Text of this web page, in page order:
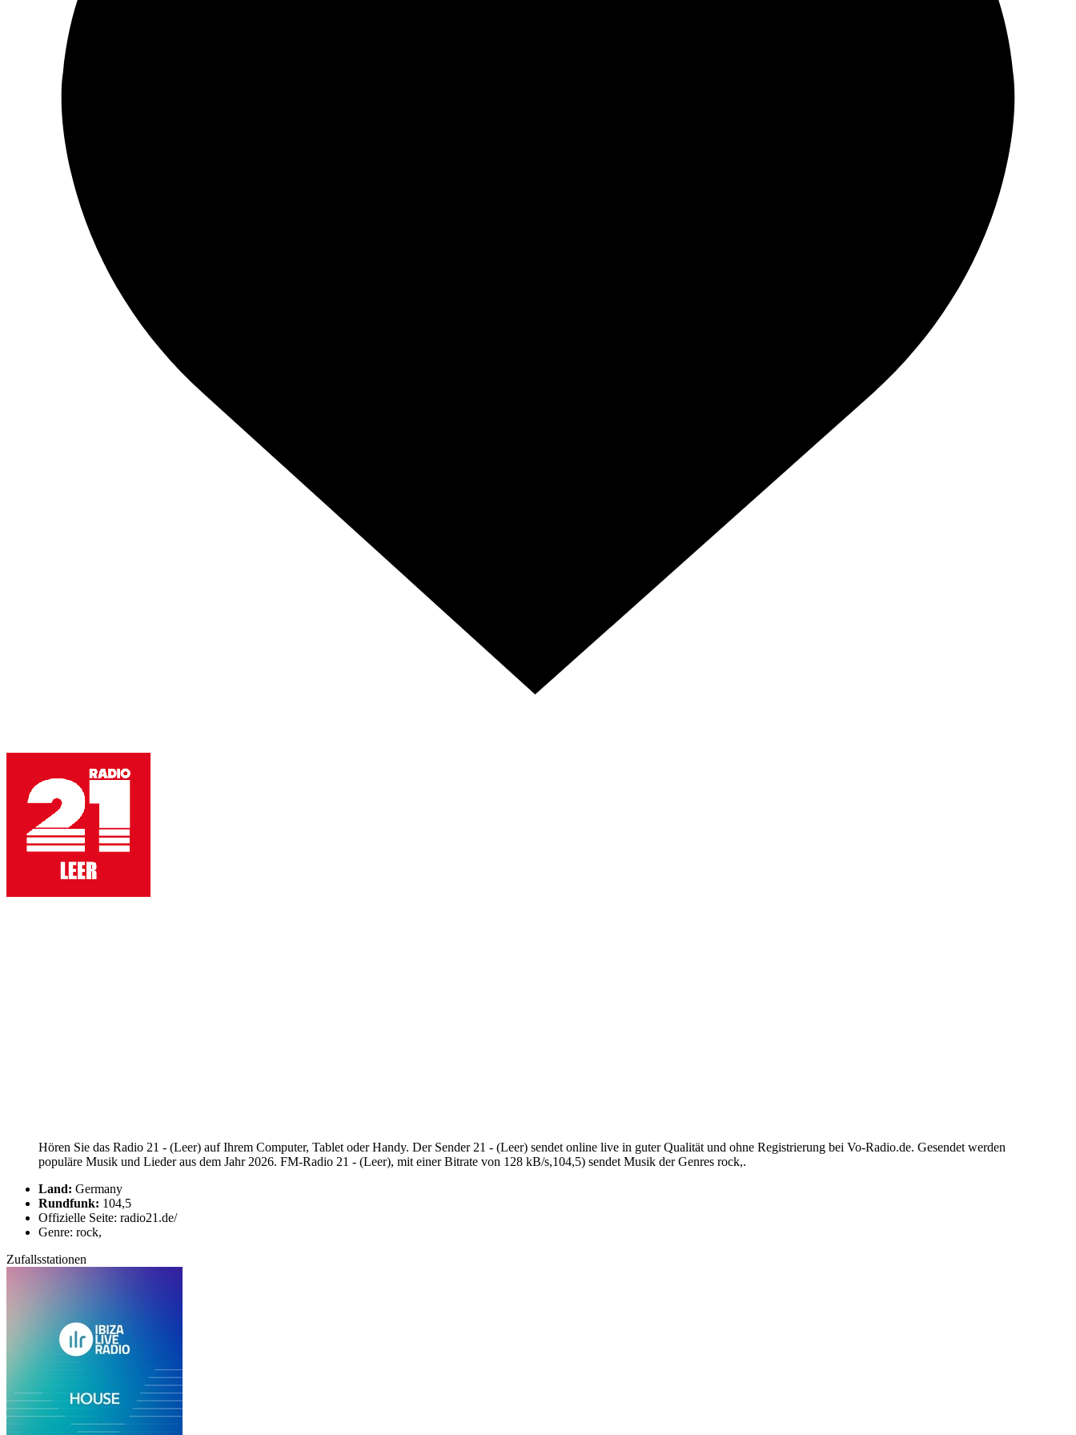
Hören Sie das Radio 21 - (Leer) auf Ihrem Computer, Tablet oder Handy. Der Sender 21 - (Leer) sendet online live in guter Qualität und ohne Registrierung bei Vo-Radio.de. Gesendet werden
populäre Musik und Lieder aus dem Jahr 2026. FM-Radio 21 - (Leer), mit einer Bitrate von 128 kB/s,104,5) sendet Musik der Genres rock,.
Land: Germany
Rundfunk: 104,5
Offizielle Seite: radio21.de/
Genre: rock,
Zufallsstationen